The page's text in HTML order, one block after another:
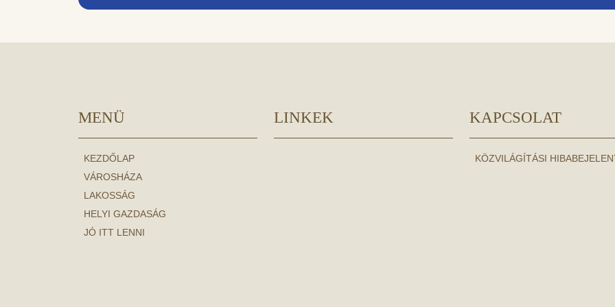
MENÜ
KEZDŐLAP
VÁROSHÁZA
LAKOSSÁG
HELYI GAZDASÁG
JÓ ITT LENNI
LINKEK KAPCSOLAT
KÖZVILÁGÍTÁSI